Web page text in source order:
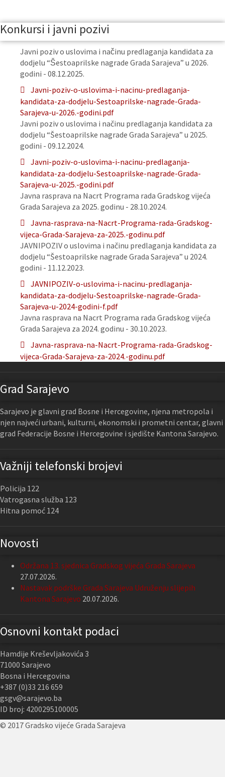
Konkursi i javni pozivi
Javni poziv o uslovima i načinu predlaganja kandidata za
dodjelu “Šestoaprilske nagrade Grada Sarajeva” u 2026.
godini - 08.12.2025.
Javni-poziv-o-uslovima-i-nacinu-predlaganja-
kandidata-za-dodjelu-Sestoaprilske-nagrade-Grada-
Sarajeva-u-2026.-godini.pdf
Javni poziv o uslovima i načinu predlaganja kandidata za
dodjelu “Šestoaprilske nagrade Grada Sarajeva” u 2025.
godini - 09.12.2024.
Javni-poziv-o-uslovima-i-nacinu-predlaganja-
kandidata-za-dodjelu-Sestoaprilske-nagrade-Grada-
Sarajeva-u-2025.-godini.pdf
Javna rasprava na Nacrt Programa rada Gradskog vijeća
Grada Sarajeva za 2025. godinu - 28.10.2024.
Javna-rasprava-na-Nacrt-Programa-rada-Gradskog-
vijeca-Grada-Sarajeva-za-2025.-godinu.pdf
JAVNIPOZIV o uslovima i načinu predlaganja kandidata za
dodjelu “Šestoaprilske nagrade Grada Sarajeva” u 2024.
godini - 11.12.2023.
JAVNIPOZIV-o-uslovima-i-nacinu-predlaganja-
kandidata-za-dodjelu-Sestoaprilske-nagrade-Grada-
Sarajeva-u-2024-godini-f.pdf
Javna rasprava na Nacrt Programa rada Gradskog vijeća
Grada Sarajeva za 2024. godinu - 30.10.2023.
Javna-rasprava-na-Nacrt-Programa-rada-Gradskog-
vijeca-Grada-Sarajeva-za-2024.-godinu.pdf
Grad Sarajevo
Sarajevo je glavni grad Bosne i Hercegovine, njena metropola i
njen najveći urbani, kulturni, ekonomski i prometni centar, glavni
grad Federacije Bosne i Hercegovine i sjedište Kantona Sarajevo.
Važniji telefonski brojevi
Policija 122
Vatrogasna služba 123
Hitna pomoć 124
Novosti
Održana 13. sjednica Gradskog vijeća Grada Sarajeva
27.07.2026.
Nastavak podrške Grada Sarajeva Udruženju slijepih
Kantona Sarajevo 20.07.2026.
Osnovni kontakt podaci
Hamdije Kreševljakovića 3
71000 Sarajevo
Bosna i Hercegovina
+387 (0)33 216 659
gsgv@sarajevo.ba
ID broj: 4200295100005
© 2017 Gradsko vijeće Grada Sarajeva